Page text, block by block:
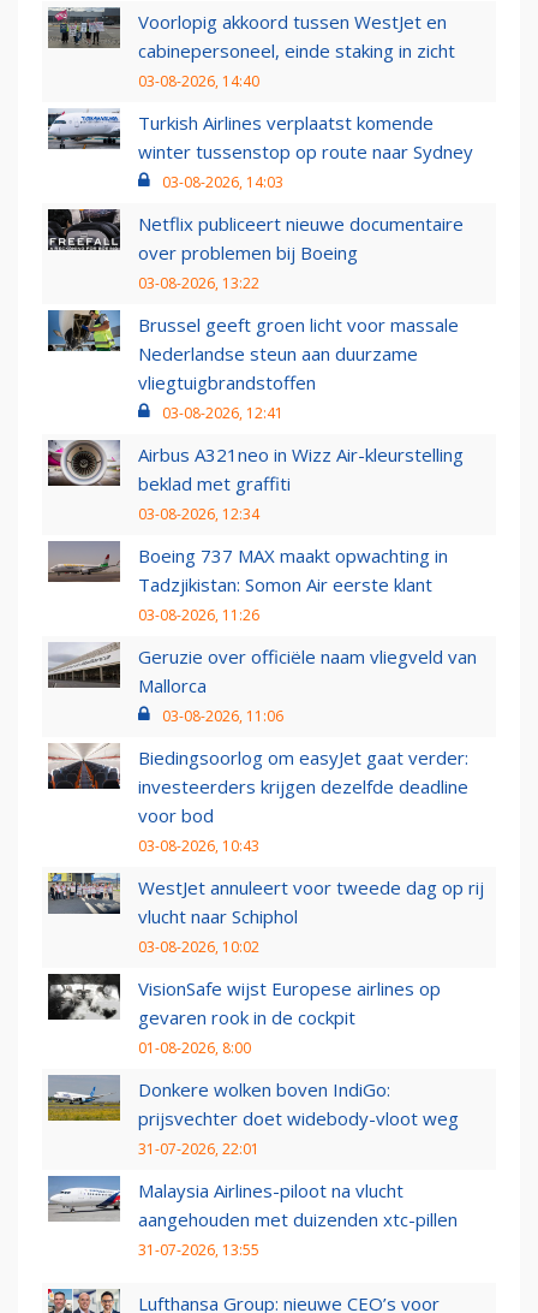
Voorlopig akkoord tussen WestJet en
cabinepersoneel, einde staking in zicht
03-08-2026, 14:40
Turkish Airlines verplaatst komende
winter tussenstop op route naar Sydney
03-08-2026, 14:03
Netflix publiceert nieuwe documentaire
over problemen bij Boeing
03-08-2026, 13:22
Brussel geeft groen licht voor massale
Nederlandse steun aan duurzame
vliegtuigbrandstoffen
03-08-2026, 12:41
Airbus A321neo in Wizz Air-kleurstelling
beklad met graffiti
03-08-2026, 12:34
Boeing 737 MAX maakt opwachting in
Tadzjikistan: Somon Air eerste klant
03-08-2026, 11:26
Geruzie over officiële naam vliegveld van
Mallorca
03-08-2026, 11:06
Biedingsoorlog om easyJet gaat verder:
investeerders krijgen dezelfde deadline
voor bod
03-08-2026, 10:43
WestJet annuleert voor tweede dag op rij
vlucht naar Schiphol
03-08-2026, 10:02
VisionSafe wijst Europese airlines op
gevaren rook in de cockpit
01-08-2026, 8:00
Donkere wolken boven IndiGo:
prijsvechter doet widebody-vloot weg
31-07-2026, 22:01
Malaysia Airlines-piloot na vlucht
aangehouden met duizenden xtc-pillen
31-07-2026, 13:55
Lufthansa Group: nieuwe CEO’s voor